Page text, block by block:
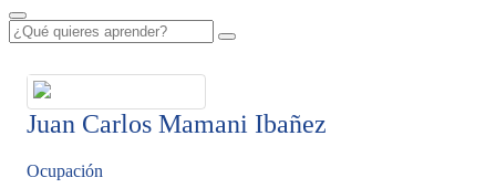
Juan Carlos Mamani Ibañez
Ocupación